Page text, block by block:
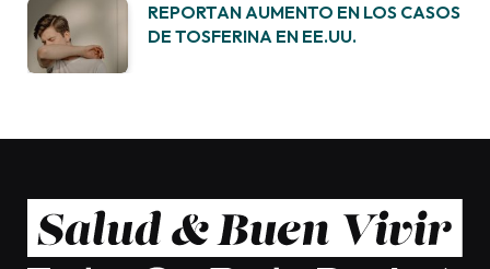
REPORTAN AUMENTO EN LOS CASOS
DE TOSFERINA EN EE.UU.